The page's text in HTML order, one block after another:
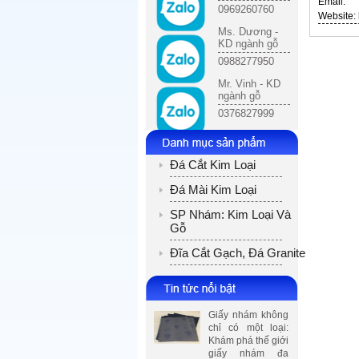
0969260760
Ms. Dương -
KD ngành gỗ
0988277950
Mr. Vinh - KD
ngành gỗ
0376827999
Đá Cắt Kim Loại
Đá Mài Kim Loại
SP Nhám: Kim Loại Và
Gỗ
Đĩa Cắt Gạch, Đá Granite
Giấy nhám không
chỉ có một loại:
Khám phá thế giới
giấy nhám đa
Website: